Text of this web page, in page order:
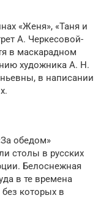
«Женя», «Таня и
А. Черкесовой-
в маскарадном
художника А. Н.
в написании
обедом»
столы в русских
Белоснежная
в те времена
которых в